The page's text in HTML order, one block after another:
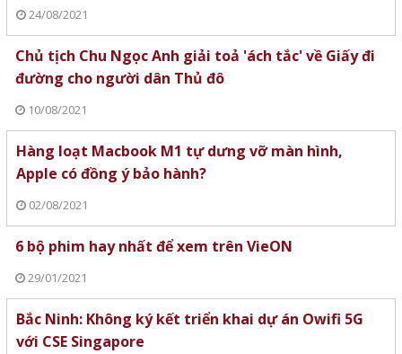
24/08/2021
Chủ tịch Chu Ngọc Anh giải toả 'ách tắc' về Giấy đi
đường cho người dân Thủ đô
10/08/2021
Hàng loạt Macbook M1 tự dưng vỡ màn hình,
Apple có đồng ý bảo hành?
02/08/2021
6 bộ phim hay nhất để xem trên VieON
29/01/2021
Bắc Ninh: Không ký kết triển khai dự án Owifi 5G
với CSE Singapore